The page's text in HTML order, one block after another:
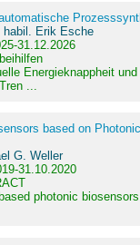
habil. Erik Esche
31.12.2026
Energieknappheit
...
based on
G. Weller
31.10.2020
photonic